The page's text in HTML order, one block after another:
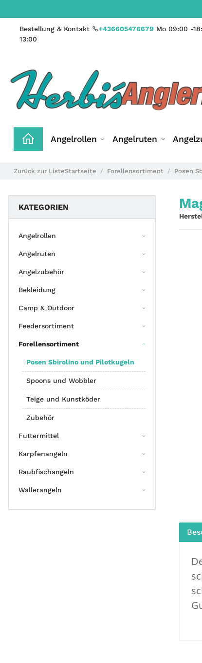
Bestellung & Kontakt +436605476679 Mo 09:00 -
13:00
Angelrollen Angelruten
Zurück zur ListeStartseite Forellensortiment Posen
KATEGORIEN
Angelrollen
Angelruten
Angelzubehör
Bekleidung
Camp & Outdoor
Feedersortiment
Forellensortiment
Posen Sbirolino und Pilotkugeln
Spoons und Wobbler
Teige und Kunstköder
Zubehör
Futtermittel
Karpfenangeln
Raubfischangeln
Wallerangeln